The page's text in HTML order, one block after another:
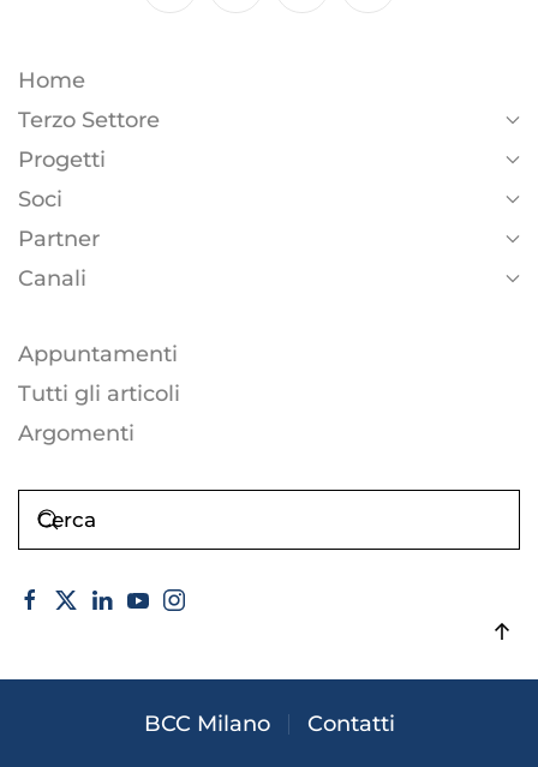
Home
Terzo Settore
Progetti
Soci
Partner
Canali
Appuntamenti
Tutti gli articoli
Argomenti
BCC Milano Contatti